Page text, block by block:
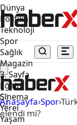
Dünya
Politika
Teknoloji
Spor
Sağlık
Magazin
3. Sayfa
Eğitim
Sinema
Yerel
Yaşam
Anasayfa›Spor›
elendi mi?